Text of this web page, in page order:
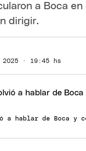
a Boca
dirigir.
· 19:45 hs
a hablar de Boca